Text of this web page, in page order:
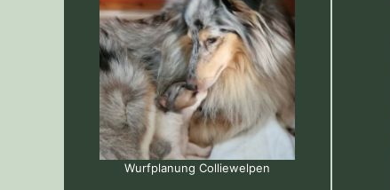
Wurfplanung Colliewelpen